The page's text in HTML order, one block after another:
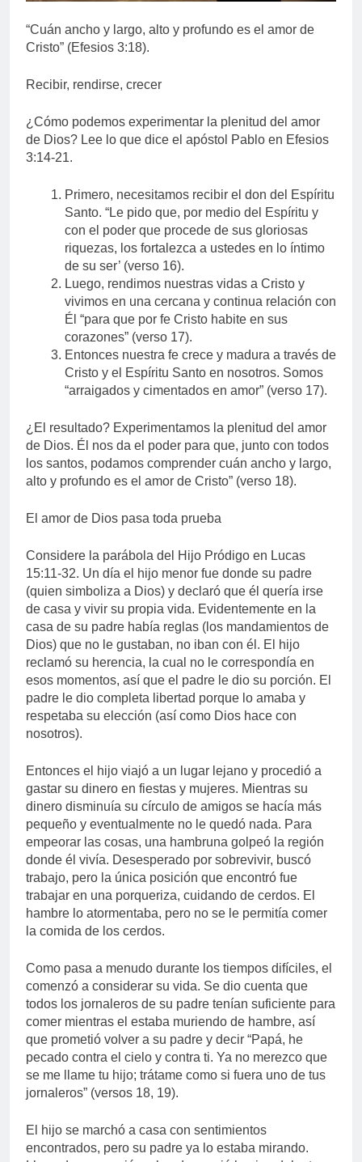
“Cuán ancho y largo, alto y profundo es el amor de
Cristo” (Efesios 3:18).
Recibir, rendirse, crecer
¿Cómo podemos experimentar la plenitud del amor
de Dios? Lee lo que dice el apóstol Pablo en Efesios
3:14-21.
Primero, necesitamos recibir el don del Espíritu
Santo. “Le pido que, por medio del Espíritu y
con el poder que procede de sus gloriosas
riquezas, los fortalezca a ustedes en lo íntimo
de su ser’ (verso 16).
Luego, rendimos nuestras vidas a Cristo y
vivimos en una cercana y continua relación con
Él “para que por fe Cristo habite en sus
corazones” (verso 17).
Entonces nuestra fe crece y madura a través de
Cristo y el Espíritu Santo en nosotros. Somos
“arraigados y cimentados en amor” (verso 17).
¿El resultado? Experimentamos la plenitud del amor
de Dios. Él nos da el poder para que, junto con todos
los santos, podamos comprender cuán ancho y largo,
alto y profundo es el amor de Cristo” (verso 18).
El amor de Dios pasa toda prueba
Considere la parábola del Hijo Pródigo en Lucas
15:11-32. Un día el hijo menor fue donde su padre
(quien simboliza a Dios) y declaró que él quería irse
de casa y vivir su propia vida. Evidentemente en la
casa de su padre había reglas (los mandamientos de
Dios) que no le gustaban, no iban con él. El hijo
reclamó su herencia, la cual no le correspondía en
esos momentos, así que el padre le dio su porción. El
padre le dio completa libertad porque lo amaba y
respetaba su elección (así como Dios hace con
nosotros).
Entonces el hijo viajó a un lugar lejano y procedió a
gastar su dinero en fiestas y mujeres. Mientras su
dinero disminuía su círculo de amigos se hacía más
pequeño y eventualmente no le quedó nada. Para
empeorar las cosas, una hambruna golpeó la región
donde él vivía. Desesperado por sobrevivir, buscó
trabajo, pero la única posición que encontró fue
trabajar en una porqueriza, cuidando de cerdos. El
hambre lo atormentaba, pero no se le permitía comer
la comida de los cerdos.
Como pasa a menudo durante los tiempos difíciles, el
comenzó a considerar su vida. Se dio cuenta que
todos los jornaleros de su padre tenían suficiente para
comer mientras el estaba muriendo de hambre, así
que prometió volver a su padre y decir “Papá, he
pecado contra el cielo y contra ti. Ya no merezco que
se me llame tu hijo; trátame como si fuera uno de tus
jornaleros” (versos 18, 19).
El hijo se marchó a casa con sentimientos
encontrados, pero su padre ya lo estaba mirando.